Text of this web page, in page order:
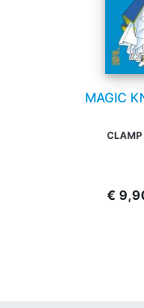
MAGIC
CLAMP
€